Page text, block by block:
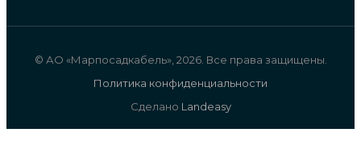
© АО «Марпосадкабель», 2026. Все права защищены.
Политика конфиденциальности
Сделано Landeasy